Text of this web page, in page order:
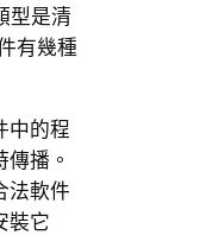
型是清
有幾種
中的程
播。
法軟件
裝它